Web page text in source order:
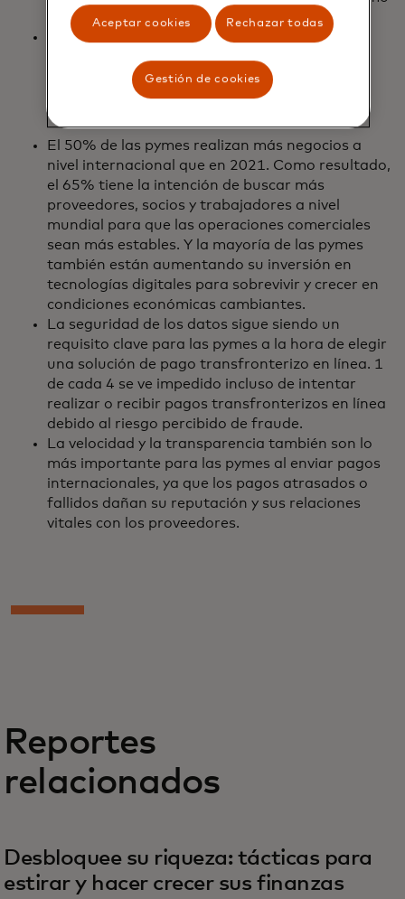
resultado de un pago atrasado o fallido.
Las pymes son cada vez más globales, lo que
transfronterizas rápidas y seguras.
El 50% de las pymes realizan más negocios a
nivel internacional que en 2021. Como resultado,
el 65% tiene la intención de buscar más
proveedores, socios y trabajadores a nivel
mundial para que las operaciones comerciales
sean más estables. Y la mayoría de las pymes
también están aumentando su inversión en
tecnologías digitales para sobrevivir y crecer en
condiciones económicas cambiantes.
La seguridad de los datos sigue siendo un
requisito clave para las pymes a la hora de elegir
una solución de pago transfronterizo en línea. 1
de cada 4 se ve impedido incluso de intentar
realizar o recibir pagos transfronterizos en línea
debido al riesgo percibido de fraude.
La velocidad y la transparencia también son lo
más importante para las pymes al enviar pagos
internacionales, ya que los pagos atrasados o
fallidos dañan su reputación y sus relaciones
vitales con los proveedores.
Reportes
relacionados
Desbloquee su riqueza: tácticas para
estirar y hacer crecer sus finanzas
Aceptar cookies Rechazar todas
Gestión de cookies